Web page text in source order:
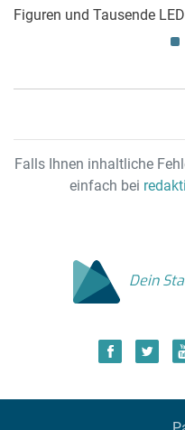
Figuren und Tausende
Falls Ihnen inhaltliche
einfach bei
Dein